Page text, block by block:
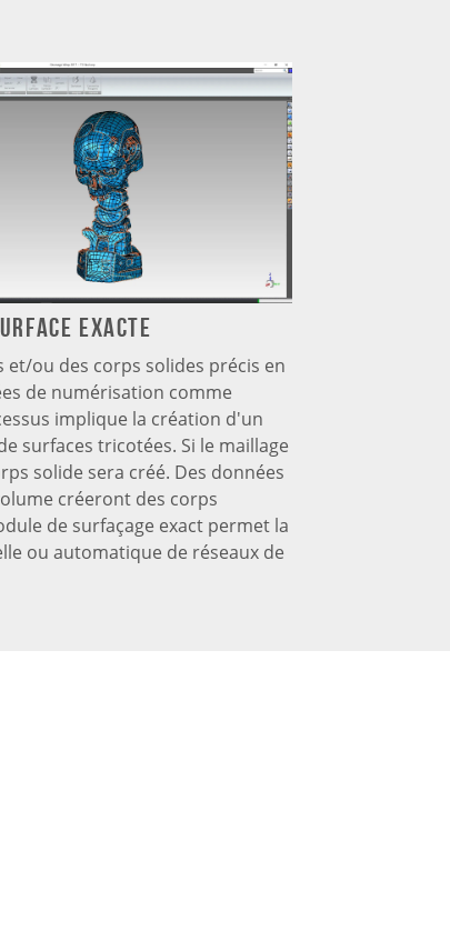
exacte
et/ou des corps solides précis en
de numérisation comme
implique la création d'un
surfaces tricotées. Si le maillage
solide sera créé. Des données
créeront des corps
de surfaçage exact permet la
ou automatique de réseaux de